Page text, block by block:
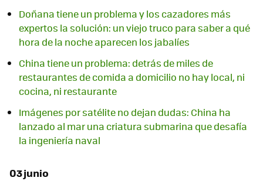
Doñana tiene un problema y los cazadores más
expertos la solución: un viejo truco para saber a qué
hora de la noche aparecen los jabalíes
China tiene un problema: detrás de miles de
restaurantes de comida a domicilio no hay local, ni
cocina, ni restaurante
Imágenes por satélite no dejan dudas: China ha
lanzado al mar una criatura submarina que desafía
la ingeniería naval
03 junio